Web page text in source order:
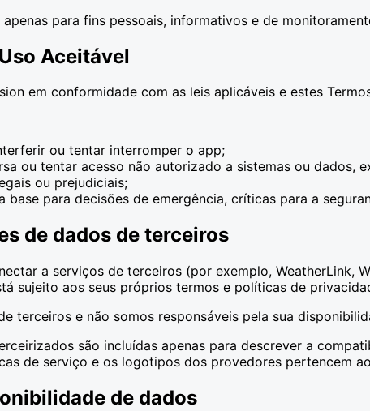
para fins pessoais, informativos e de
Aceitável
em conformidade com as leis aplicáveis e estes
ou tentar interromper o app;
ou tentar acesso não autorizado a sistemas ou dados,
ou prejudiciais;
base para decisões de emergência, críticas para a
de dados de terceiros
a serviços de terceiros (por exemplo, WeatherLink,
sujeito aos seus próprios termos e políticas de
terceiros e não somos responsáveis pela sua
são incluídas apenas para descrever a
de serviço e os logotipos dos provedores pertencem
de dados